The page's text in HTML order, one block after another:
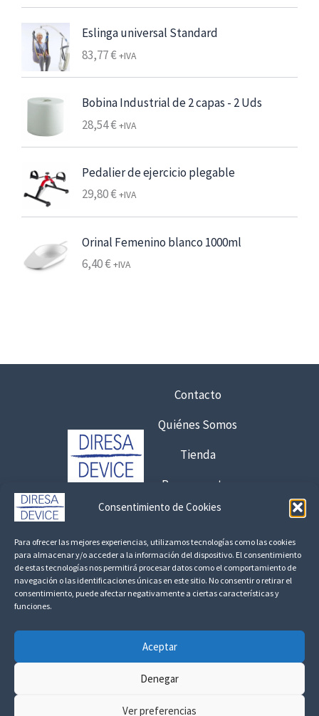
Consentimiento de Cookies
Para ofrecer las mejores experiencias, utilizamos tecnologías como las cookies
para almacenar y/o acceder a la información del dispositivo. El consentimiento
de estas tecnologías nos permitirá procesar datos como el comportamiento de
navegación o las identificaciones únicas en este sitio. No consentir o retirar el
consentimiento, puede afectar negativamente a ciertas características y
funciones.
Aceptar
Denegar
Ver preferencias
o
e
s
6
,
€
h
5
€
8
,
1
€
Eslinga universal Standard
83,77€+IVA
Bobina Industrial de 2 capas - 2 Uds
28,54€+IVA
Pedalier de ejercicio plegable
29,80€+IVA
Orinal Femenino blanco 1000ml
6,40€+IVA
Contacto
Quiénes Somos
Tienda
Presupuestos
925 120 845 /692 056 409
consultas@fedbuy.es
Politica de Privacidad
Linkedin